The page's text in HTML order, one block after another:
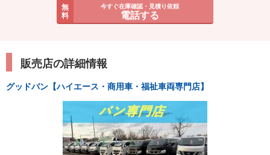
無
料
今すぐ在庫確認・見積り依頼
電話する
販売店の詳細情報
グッドバン【ハイエース・商用車・福祉車両専門店】